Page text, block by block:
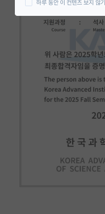
연구실(PI) 홍보 게시판
임용 정보 게시판
학부 인턴 게시판
취업 게시판
PI 전용 게시판
인문사회 계열 게시판
하루 동안 이 컨텐츠 보지 않기